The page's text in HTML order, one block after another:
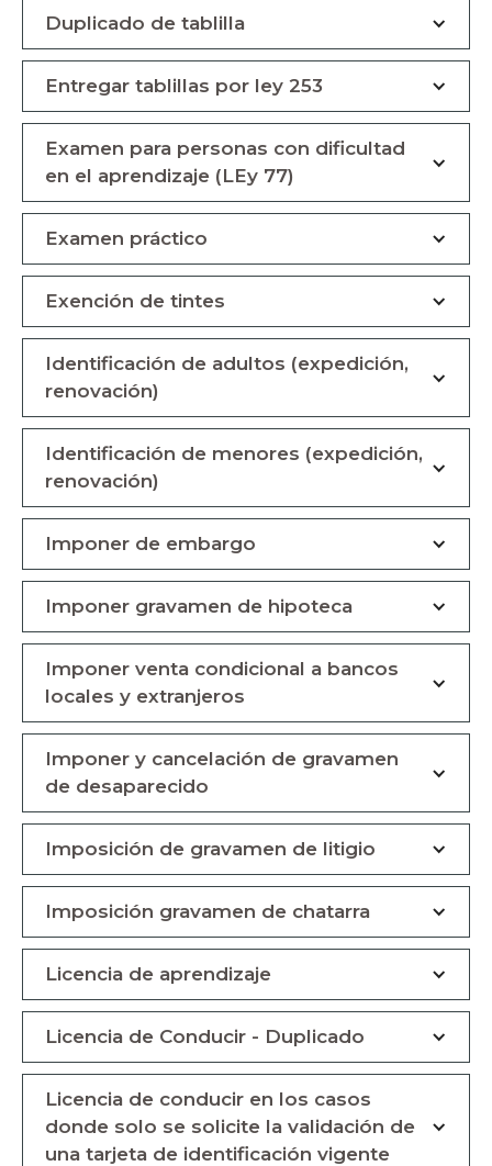
Duplicado de tablilla
Entregar tablillas por ley 253
Examen para personas con dificultad
en el aprendizaje (LEy 77)
Examen práctico
Exención de tintes
Identificación de adultos (expedición,
renovación)
Identificación de menores (expedición,
renovación)
Imponer de embargo
Imponer gravamen de hipoteca
Imponer venta condicional a bancos
locales y extranjeros
Imponer y cancelación de gravamen
de desaparecido
Imposición de gravamen de litigio
Imposición gravamen de chatarra
Licencia de aprendizaje
Licencia de Conducir - Duplicado
Licencia de conducir en los casos
donde solo se solicite la validación de
una tarjeta de identificación vigente